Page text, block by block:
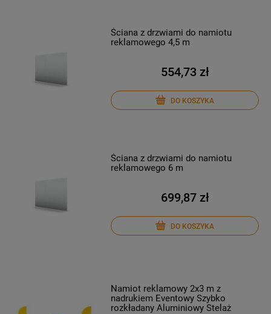
Ściana z drzwiami do namiotu
reklamowego 4,5 m
554,73 zł
DO KOSZYKA
Ściana z drzwiami do namiotu
reklamowego 6 m
699,87 zł
DO KOSZYKA
Namiot reklamowy 2x3 m z
nadrukiem Eventowy Szybko
rozkładany Aluminiowy Stelaż